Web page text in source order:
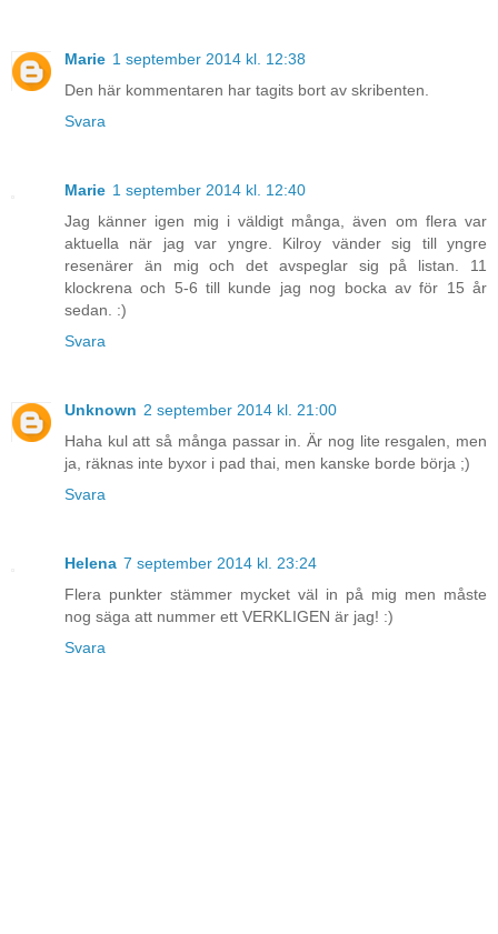
Marie 1 september 2014 kl. 12:38
Den här kommentaren har tagits bort av skribenten.
Svara
Marie 1 september 2014 kl. 12:40
Jag känner igen mig i väldigt många, även om flera var
aktuella när jag var yngre. Kilroy vänder sig till yngre
resenärer än mig och det avspeglar sig på listan. 11
klockrena och 5-6 till kunde jag nog bocka av för 15 år
sedan. :)
Svara
Unknown 2 september 2014 kl. 21:00
Haha kul att så många passar in. Är nog lite resgalen, men
ja, räknas inte byxor i pad thai, men kanske borde börja ;)
Svara
Helena 7 september 2014 kl. 23:24
Flera punkter stämmer mycket väl in på mig men måste
nog säga att nummer ett VERKLIGEN är jag! :)
Svara